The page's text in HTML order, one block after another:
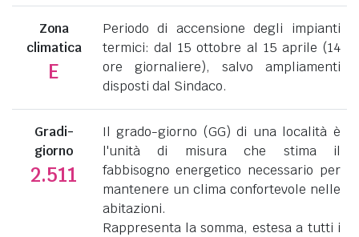
Zona
climatica
E
Periodo di accensione degli impianti
termici: dal 15 ottobre al 15 aprile (14
ore giornaliere), salvo ampliamenti
disposti dal Sindaco.
Gradi-
giorno
2.511
Il grado-giorno (GG) di una località è
l'unità di misura che stima il
fabbisogno energetico necessario per
mantenere un clima confortevole nelle
abitazioni.
Rappresenta la somma, estesa a tutti i